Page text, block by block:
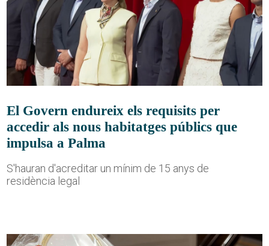
El Govern endureix els requisits per
accedir als nous habitatges públics que
impulsa a Palma
S'hauran d'acreditar un mínim de 15 anys de
residència legal